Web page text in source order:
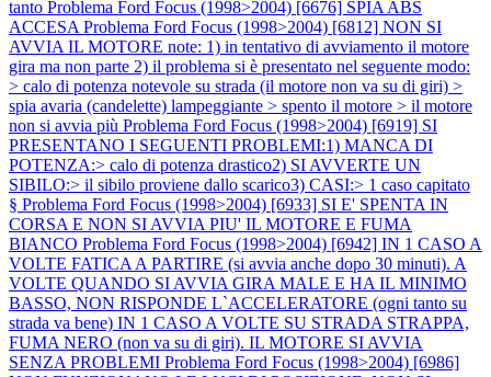
tanto Problema Ford Focus (1998>2004) [6676] SPIA ABS
ACCESA Problema Ford Focus (1998>2004) [6812] NON SI
AVVIA IL MOTORE note: 1) in tentativo di avviamento il motore
gira ma non parte 2) il problema si è presentato nel seguente modo:
> calo di potenza notevole su strada (il motore non va su di giri) >
spia avaria (candelette) lampeggiante > spento il motore > il motore
non si avvia più Problema Ford Focus (1998>2004) [6919] SI
PRESENTANO I SEGUENTI PROBLEMI:1) MANCA DI
POTENZA:> calo di potenza drastico2) SI AVVERTE UN
SIBILO:> il sibilo proviene dallo scarico3) CASI:> 1 caso capitato
§ Problema Ford Focus (1998>2004) [6933] SI E' SPENTA IN
CORSA E NON SI AVVIA PIU' IL MOTORE E FUMA
BIANCO Problema Ford Focus (1998>2004) [6942] IN 1 CASO A
VOLTE FATICA A PARTIRE (si avvia anche dopo 30 minuti). A
VOLTE QUANDO SI AVVIA GIRA MALE E HA IL MINIMO
BASSO, NON RISPONDE L`ACCELERATORE (ogni tanto su
strada va bene) IN 1 CASO A VOLTE SU STRADA STRAPPA,
FUMA NERO (non va su di giri). IL MOTORE SI AVVIA
SENZA PROBLEMI Problema Ford Focus (1998>2004) [6986]